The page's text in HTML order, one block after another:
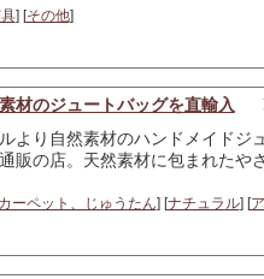
] [その他]
材のジュートバッグを直輸入
より自然素材のハンドメイドジ
販の店。天然素材に包まれたや
ーペット、じゅうたん] [ナチュラル] [